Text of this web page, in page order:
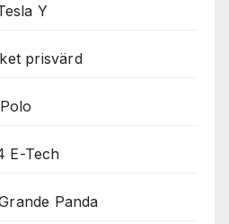
Y
prisvärd
E-Tech
Panda